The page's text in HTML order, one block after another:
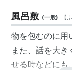
風呂敷 (一般) 【
物を包むのに用
また、話を大
せる時などに